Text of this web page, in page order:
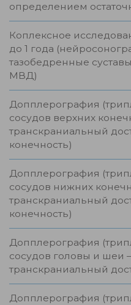
определением
Коплексное
до 1 года
тазобедренные
МВД)
Допплерография
сосудов верхних
транскраниальный
конечность)
Допплерография
сосудов нижних
транскраниальный
конечность)
Допплерография
сосудов головы и шеи
транскраниальный
Допплерография